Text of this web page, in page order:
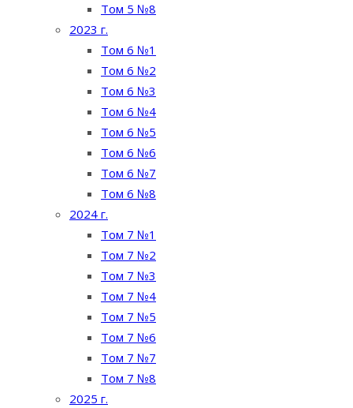
Том 5 №8
2023 г.
Том 6 №1
Том 6 №2
Том 6 №3
Том 6 №4
Том 6 №5
Том 6 №6
Том 6 №7
Том 6 №8
2024 г.
Том 7 №1
Том 7 №2
Том 7 №3
Том 7 №4
Том 7 №5
Том 7 №6
Том 7 №7
Том 7 №8
2025 г.